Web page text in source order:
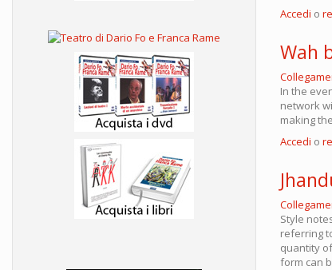
Accedi o
Wah
In the
network
making
Accedi o
Style
referring
quantity
form can